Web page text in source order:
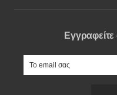
e-mail